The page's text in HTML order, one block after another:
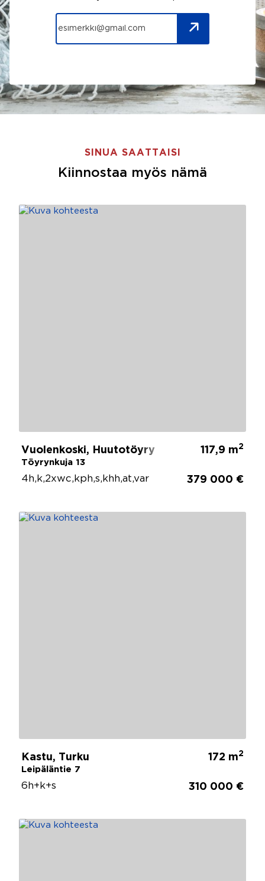
SINUA SAATTAISI
Kiinnostaa myös nämä
Vuolenkoski, Huutotöyry
Töyrynkuja 13
117,9 m2
4h,k,2xwc,kph,s,khh,at,var 379 000 €
Kastu, Turku
Leipäläntie 7
172 m2
6h+k+s 310 000 €